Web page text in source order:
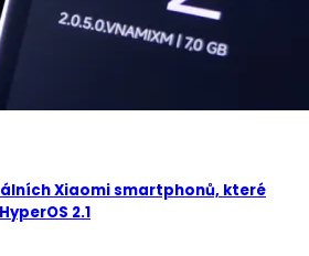
Xiaomi smartphonů, které
2.1